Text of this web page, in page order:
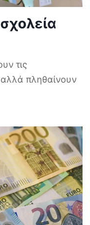
τις
αλλά πληθαίνουν